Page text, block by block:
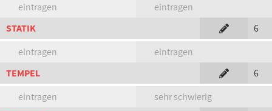
eintragen
eintragen
STATIK
6
eintragen
eintragen
TEMPEL
6
eintragen
sehr schwierig